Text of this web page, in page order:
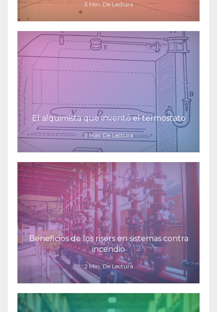
3 Min. De Lectura
El alquimista que inventó el termostato
2 Min. De Lectura
Beneficios de los risers en sistemas contra
incendio
2 Min. De Lectura